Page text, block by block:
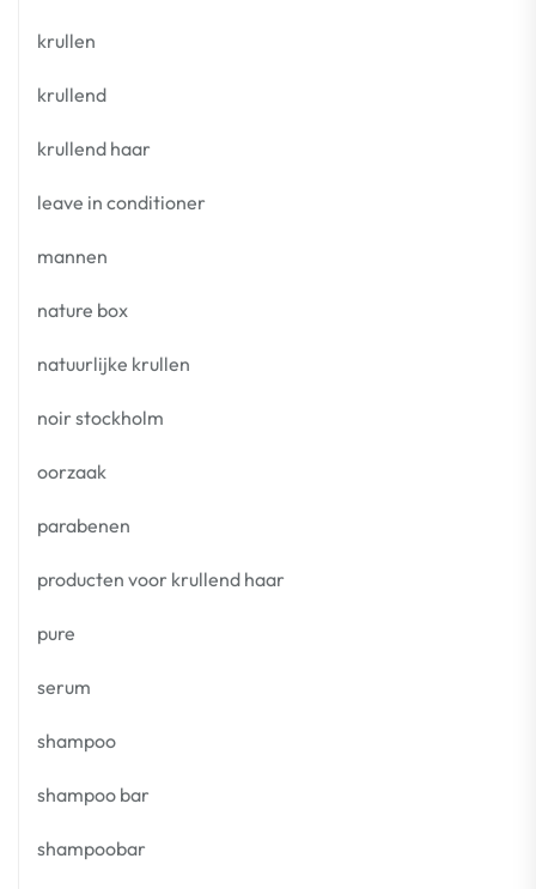
krullen
krullend
krullend haar
leave in conditioner
mannen
nature box
natuurlijke krullen
noir stockholm
oorzaak
parabenen
producten voor krullend haar
pure
serum
shampoo
shampoo bar
shampoobar